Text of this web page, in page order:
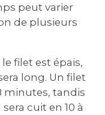
peut varier
de plusieurs
le filet est épais,
long. Un filet
minutes, tandis
cuit en 10 à